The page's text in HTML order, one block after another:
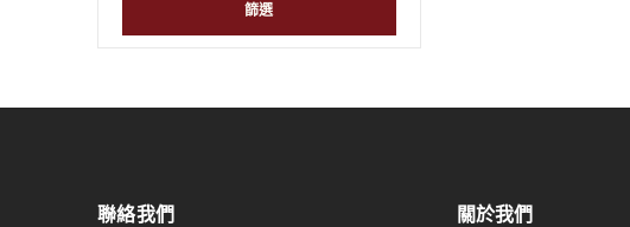
篩選
聯絡我們 關於我們